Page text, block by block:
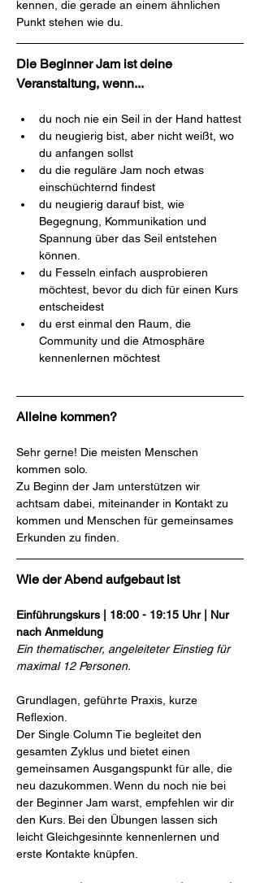
kennen, die gerade an einem ähnlichen
Punkt stehen wie du.
Die Beginner Jam ist deine
Veranstaltung, wenn...
du noch nie ein Seil in der Hand hattest
du neugierig bist, aber nicht weißt, wo
du anfangen sollst
du die reguläre Jam noch etwas
einschüchternd findest
du neugierig darauf bist, wie
Begegnung, Kommunikation und
Spannung über das Seil entstehen
können.
du Fesseln einfach ausprobieren
möchtest, bevor du dich für einen Kurs
entscheidest
du erst einmal den Raum, die
Community und die Atmosphäre
kennenlernen möchtest
Alleine kommen?
Sehr gerne! Die meisten Menschen
kommen solo.
Zu Beginn der Jam unterstützen wir
achtsam dabei, miteinander in Kontakt zu
kommen und Menschen für gemeinsames
Erkunden zu finden.
Wie der Abend aufgebaut ist
Einführungskurs | 18:00 - 19:15 Uhr | Nur
nach Anmeldung
Ein thematischer, angeleiteter Einstieg für
maximal 12 Personen.
Grundlagen, geführte Praxis, kurze
Reflexion.
Der Single Column Tie begleitet den
gesamten Zyklus und bietet einen
gemeinsamen Ausgangspunkt für alle, die
neu dazukommen. Wenn du noch nie bei
der Beginner Jam warst, empfehlen wir dir
den Kurs. Bei den Übungen lassen sich
leicht Gleichgesinnte kennenlernen und
erste Kontakte knüpfen.